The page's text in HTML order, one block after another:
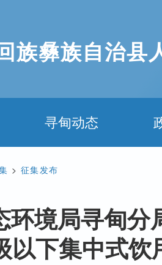
族彝族自治县
寻甸动态
> 征集发布
环境局寻甸
以下集中式